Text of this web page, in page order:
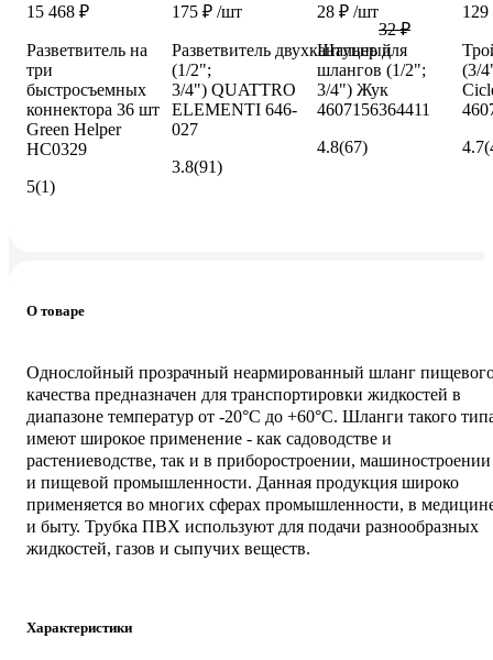
15 468 ₽
Разветвитель на
три
быстросъемных
коннектора 36 шт
Green Helper
HC0329
5(1)
175 ₽ /шт
Разветвитель двухканальный
(1/2";
3/4") QUATTRO
ELEMENTI 646-
027
3.8(91)
28 ₽ /шт
32 ₽
Штуцер для
шлангов (1/2";
3/4") Жук
4607156364411
4.8(67)
129
(3/
4.7
О товаре
Однослойный прозрачный неармированный шланг
качества предназначен для транспортировки жидкостей в
диапазоне температур от -20°С до +60°С. Шланги такого
имеют широкое применение - как садоводстве и
растениеводстве, так и в приборостроении, машиностроении
и пищевой промышленности. Данная продукция широко
применяется во многих сферах промышленности, в
и быту. Трубка ПВХ используют для подачи разнообразных
жидкостей, газов и сыпучих веществ.
Характеристики